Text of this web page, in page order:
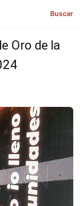
Buscar
Oro de la